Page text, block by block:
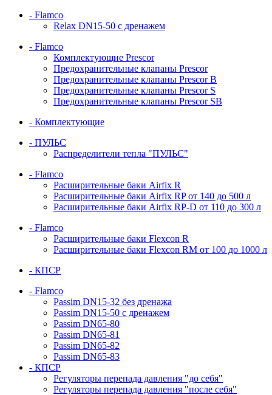
- Flamco
Relax DN15-50 с дренажем
- Flamco
Комплектующие Prescor
Предохранительные клапаны Prescor
Предохранительные клапаны Prescor B
Предохранительные клапаны Prescor S
Предохранительные клапаны Prescor SB
- Комплектующие
- ПУЛЬС
Распределители тепла "ПУЛЬС"
- Flamco
Расширительные баки Airfix R
Расширительные баки Airfix RP от 140 до 500 л
Расширительные баки Airfix RP-D от 110 до 300 л
- Flamco
Расширительные баки Flexcon R
Расширительные баки Flexcon RM от 100 до 1000 л
- КПСР
- Flamco
Passim DN15-32 без дренажа
Passim DN15-50 с дренажем
Passim DN65-80
Passim DN65-81
Passim DN65-82
Passim DN65-83
- КПСР
Регуляторы перепада давления "до себя"
Регуляторы перепада давления "после себя"